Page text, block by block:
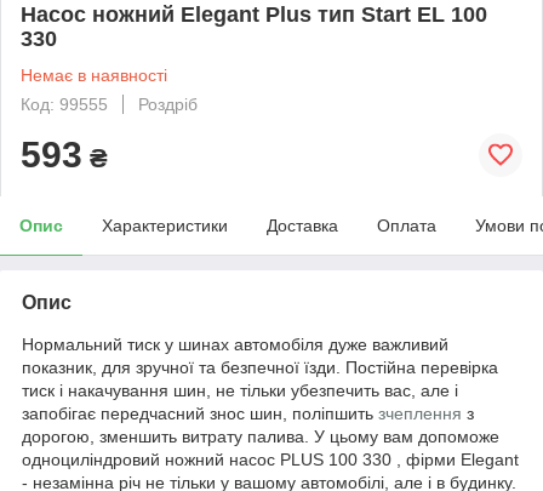
Насос ножний Elegant Plus тип Start EL 100
330
Немає в наявності
Код: 99555
Роздріб
593 ₴
Опис Характеристики Доставка Оплата Умови
Опис
Нормальний тиск у шинах автомобіля дуже важливий
показник, для зручної та безпечної їзди. Постійна перевірка
тиск і накачування шин, не тільки убезпечить вас, але і
запобігає передчасний знос шин, поліпшить зчеплення з
дорогою, зменшить витрату палива. У цьому вам допоможе
одноциліндровий ножний насос PLUS 100 330 , фірми Elegant
- незамінна річ не тільки у вашому автомобілі, але і в будинку.